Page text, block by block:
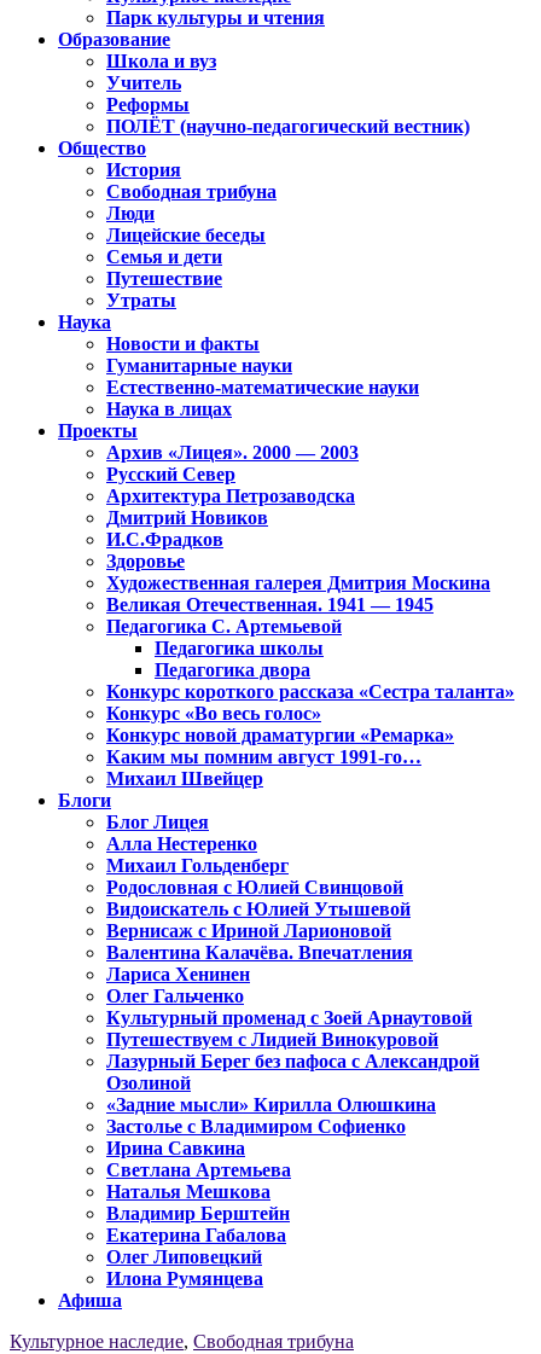
Парк культуры и чтения
Образование
Школа и вуз
Учитель
Реформы
ПОЛЁТ (научно-педагогический вестник)
Общество
История
Свободная трибуна
Люди
Лицейские беседы
Семья и дети
Путешествие
Утраты
Наука
Новости и факты
Гуманитарные науки
Естественно-математические науки
Наука в лицах
Проекты
Архив «Лицея». 2000 — 2003
Русский Север
Архитектура Петрозаводска
Дмитрий Новиков
И.С.Фрадков
Здоровье
Художественная галерея Дмитрия Москина
Великая Отечественная. 1941 — 1945
Педагогика С. Артемьевой
Педагогика школы
Педагогика двора
Конкурс короткого рассказа «Сестра таланта»
Конкурс «Во весь голос»
Конкурс новой драматургии «Ремарка»
Каким мы помним август 1991-го…
Михаил Швейцер
Блоги
Блог Лицея
Алла Нестеренко
Михаил Гольденберг
Родословная с Юлией Свинцовой
Видоискатель с Юлией Утышевой
Вернисаж с Ириной Ларионовой
Валентина Калачёва. Впечатления
Лариса Хенинен
Олег Гальченко
Культурный променад с Зоей Арнаутовой
Путешествуем с Лидией Винокуровой
Лазурный Берег без пафоса с Александрой
Озолиной
«Задние мысли» Кирилла Олюшкина
Застолье с Владимиром Софиенко
Ирина Савкина
Светлана Артемьева
Наталья Мешкова
Владимир Берштейн
Екатерина Габалова
Олег Липовецкий
Илона Румянцева
Афиша
Культурное наследие, Свободная трибуна